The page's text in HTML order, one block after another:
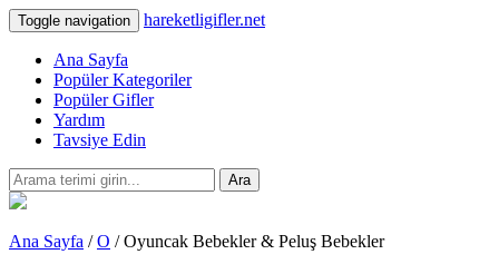
Toggle navigation hareketligifler.net
Ana Sayfa
Popüler Kategoriler
Popüler Gifler
Yardım
Tavsiye Edin
Ara
Ana Sayfa /O / Oyuncak Bebekler & Peluş Bebekler